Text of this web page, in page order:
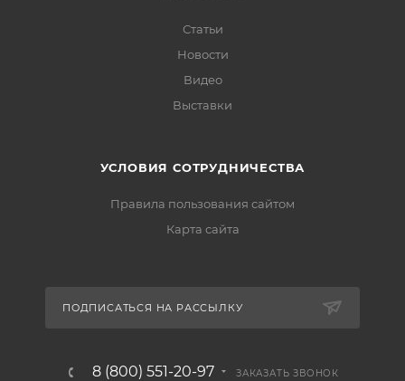
Статьи
Новости
Видео
Выставки
УСЛОВИЯ СОТРУДНИЧЕСТВА
Правила пользования сайтом
Карта сайта
ПОДПИСАТЬСЯ НА РАССЫЛКУ
8 (800) 551-20-97 ЗАКАЗАТЬ ЗВОНОК